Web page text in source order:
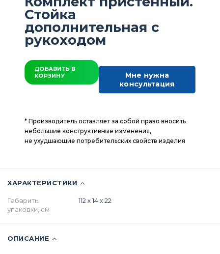
Стойка
дополнительная с
рукоходом
ДОБАВИТЬ В
КОРЗИНУ
Мне нужна
консультация
* Производитель оставляет за собой право вносить
небольшие конструктивные изменения,
не ухудшающие потребительских свойств изделия
ХАРАКТЕРИСТИКИ
Габариты
упаковки, см
112 x 14 x 22